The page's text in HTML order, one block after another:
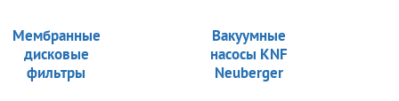
Мембранные
дисковые
фильтры
Вакуумные
насосы KNF
Neuberger